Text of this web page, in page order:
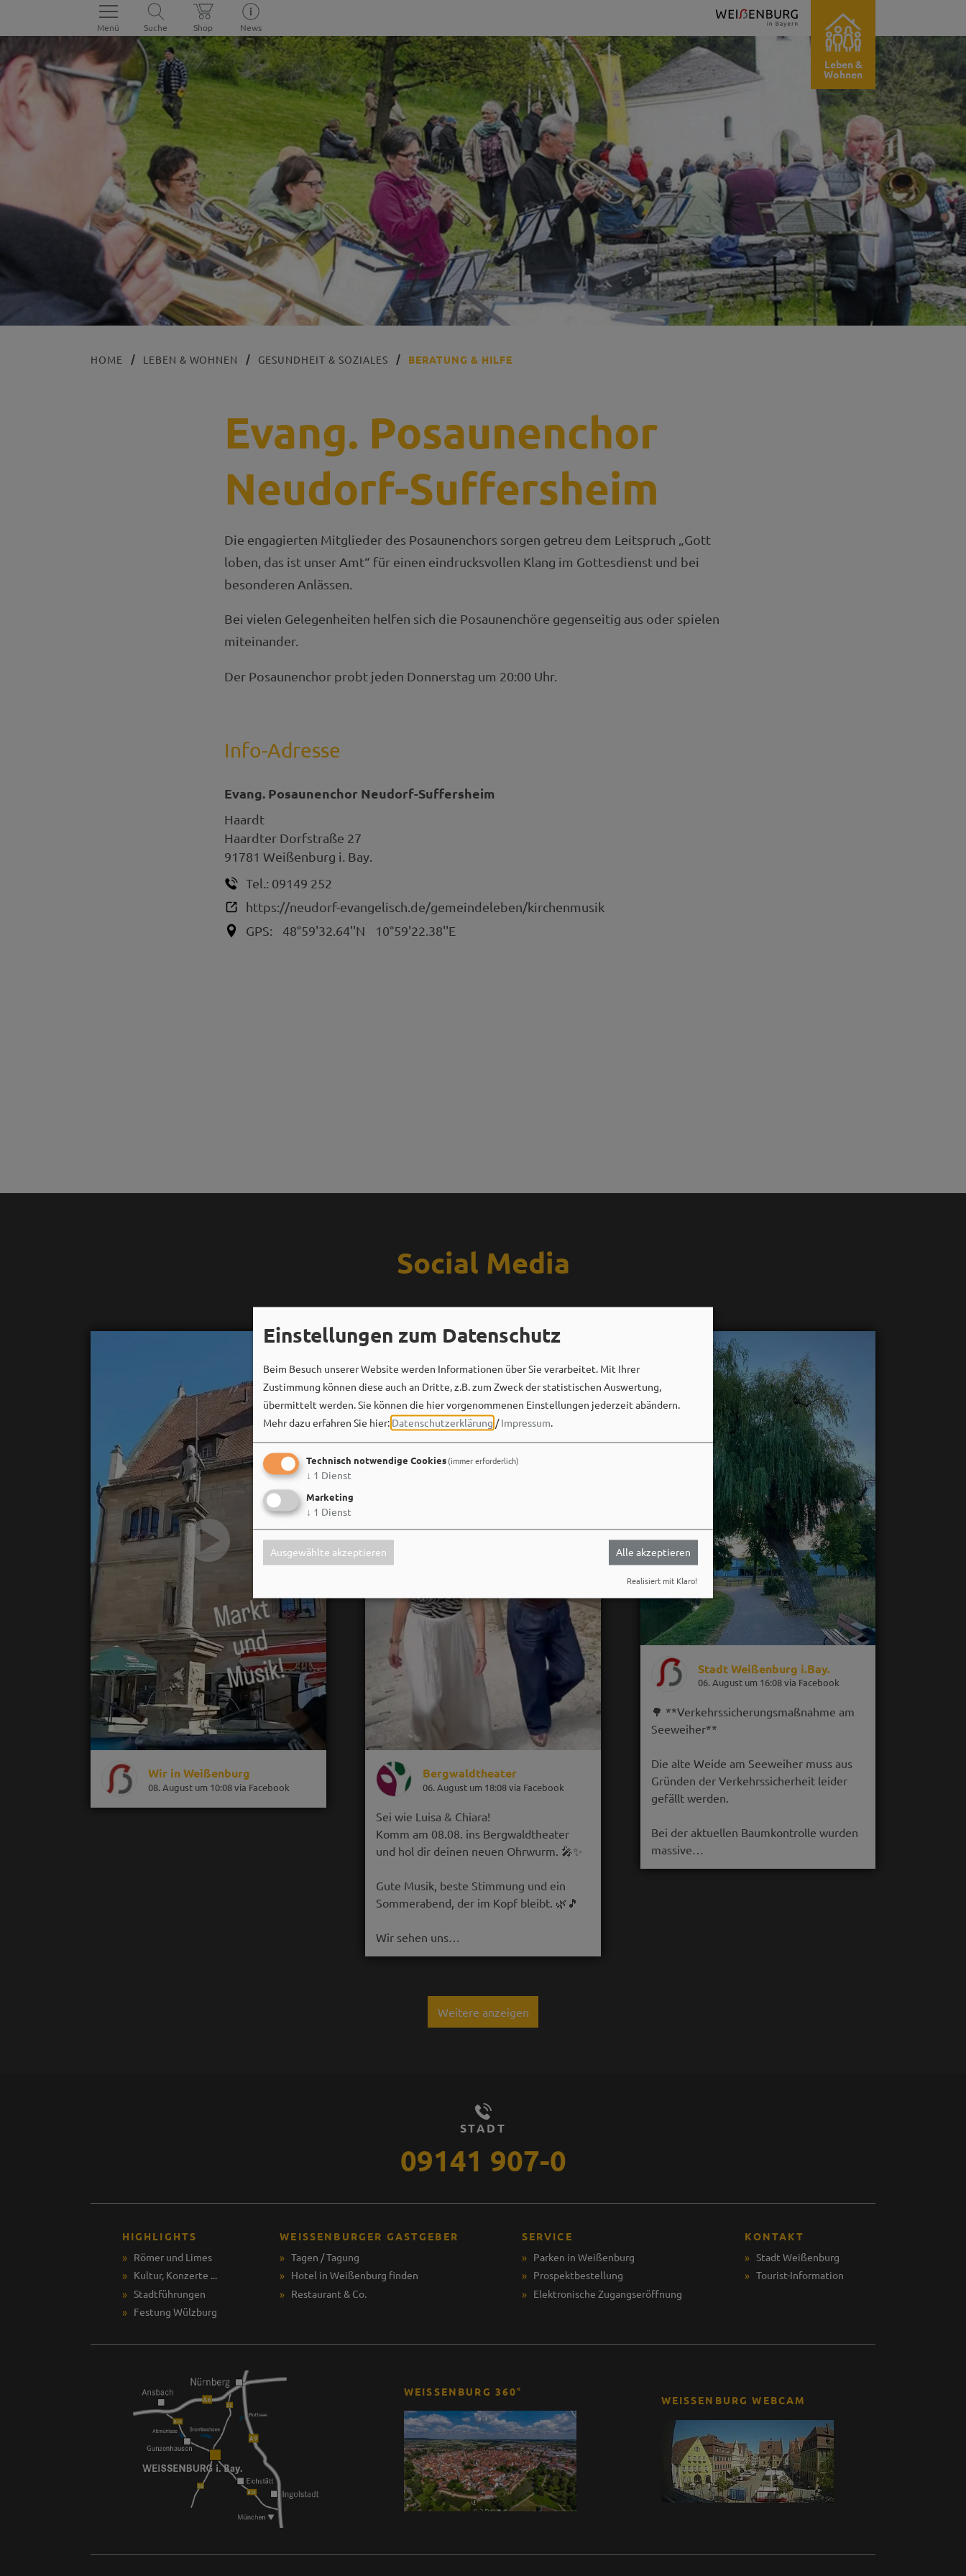
Menü Suche Shop News
Leben &
Wohnen
HOME LEBEN & WOHNEN GESUNDHEIT & SOZIALES BERATUNG & HILFE
Evang. Posaunenchor
Neudorf-Suffersheim
Die engagierten Mitglieder des Posaunenchors sorgen getreu dem Leitspruch „Gott
loben, das ist unser Amt“ für einen eindrucksvollen Klang im Gottesdienst und bei
besonderen Anlässen.
Bei vielen Gelegenheiten helfen sich die Posaunenchöre gegenseitig aus oder spielen
miteinander.
Der Posaunenchor probt jeden Donnerstag um 20:00 Uhr.
Info-Adresse
Evang. Posaunenchor Neudorf-Suffersheim
Haardt
Haardter Dorfstraße 27
91781 Weißenburg i. Bay.
Tel.: 09149 252
https://neudorf-evangelisch.de/gemeindeleben/kirchenmusik
GPS:
48°59'32.64''N 10°59'22.38''E
Social Media
Wir in Weißenburg
08. August um 10:08 via Facebook
Bergwaldtheater
06. August um 18:08 via Facebook
Sei wie Luisa & Chiara!
Komm am 08.08. ins Bergwaldtheater
und hol dir deinen neuen Ohrwurm. 🎤✨
Gute Musik, beste Stimmung und ein
Sommerabend, der im Kopf bleibt. 🌿🎵
Wir sehen uns…
Stadt Weißenburg i.Bay.
06. August um 16:08 via Facebook
🌳 **Verkehrssicherungsmaßnahme am
Seeweiher**
Die alte Weide am Seeweiher muss aus
Gründen der Verkehrssicherheit leider
gefällt werden.
Bei der aktuellen Baumkontrolle wurden
massive…
Weitere anzeigen
STADT
09141 907-0
HIGHLIGHTS
Römer und Limes
Kultur, Konzerte ...
Stadtführungen
Festung Wülzburg
WEISSENBURGER GASTGEBER
Tagen / Tagung
Hotel in Weißenburg finden
Restaurant & Co.
SERVICE
Parken in Weißenburg
Prospektbestellung
Elektronische Zugangseröffnung
KONTAKT
Stadt Weißenburg
Tourist-Information
WEISSENBURG 360°
WEISSENBURG WEBCAM
Einstellungen zum Datenschutz
Beim Besuch unserer Website werden Informationen über Sie verarbeitet. Mit Ihrer
Zustimmung können diese auch an Dritte, z.B. zum Zweck der statistischen Auswertung,
übermittelt werden. Sie können die hier vorgenommenen Einstellungen jederzeit abändern.
Mehr dazu erfahren Sie hier: Datenschutzerklärung /Impressum.
Technisch notwendige Cookies(immer erforderlich)
↓ 1 Dienst
Marketing
↓ 1 Dienst
Ausgewählte akzeptieren Alle akzeptieren
Realisiert mit Klaro!